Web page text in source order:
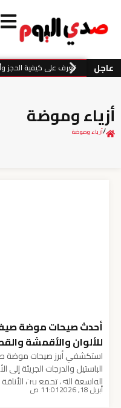
عاجل تعرف على كيفية الحجز
أزياء وموضة
/أزياء وموضة
للألوان والأقمشة
الباستيل والدرجات الجريئة
للمحجبات تأتي هذا العام
أبريل 18, 2026 11:01 ص